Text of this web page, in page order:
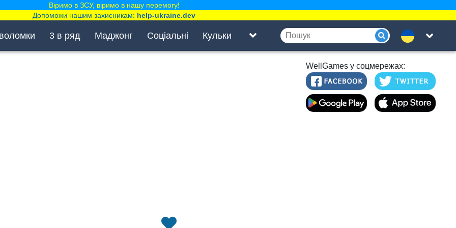
3 в ряд Маджонг Соціальні Кульки
WellGames у соцмережах:
Віримо в ЗСУ, віримо в нашу перемогу!
Допоможи нашим захисникам: help-ukraine.dev